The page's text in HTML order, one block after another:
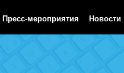
Пресс-мероприятия Новости